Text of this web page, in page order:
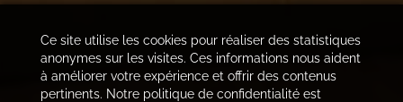
Ce site utilise les cookies pour réaliser des statistiques
anonymes sur les visites. Ces informations nous aident
à améliorer votre expérience et offrir des contenus
pertinents. Notre politique de confidentialité est